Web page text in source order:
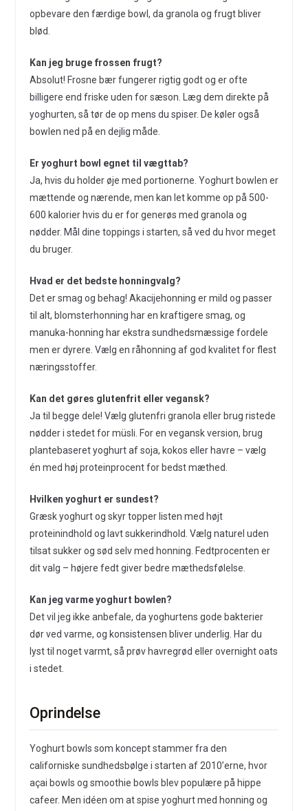
opbevare den færdige bowl, da granola og frugt bliver
blød.
Kan jeg bruge frossen frugt?
Absolut! Frosne bær fungerer rigtig godt og er ofte
billigere end friske uden for sæson. Læg dem direkte på
yoghurten, så tør de op mens du spiser. De køler også
bowlen ned på en dejlig måde.
Er yoghurt bowl egnet til vægttab?
Ja, hvis du holder øje med portionerne. Yoghurt bowlen er
mættende og nærende, men kan let komme op på 500-
600 kalorier hvis du er for generøs med granola og
nødder. Mål dine toppings i starten, så ved du hvor meget
du bruger.
Hvad er det bedste honningvalg?
Det er smag og behag! Akacijehonning er mild og passer
til alt, blomsterhonning har en kraftigere smag, og
manuka-honning har ekstra sundhedsmæssige fordele
men er dyrere. Vælg en råhonning af god kvalitet for flest
næringsstoffer.
Kan det gøres glutenfrit eller vegansk?
Ja til begge dele! Vælg glutenfri granola eller brug ristede
nødder i stedet for müsli. For en vegansk version, brug
plantebaseret yoghurt af soja, kokos eller havre – vælg
én med høj proteinprocent for bedst mæthed.
Hvilken yoghurt er sundest?
Græsk yoghurt og skyr topper listen med højt
proteinindhold og lavt sukkerindhold. Vælg naturel uden
tilsat sukker og sød selv med honning. Fedtprocenten er
dit valg – højere fedt giver bedre mæthedsfølelse.
Kan jeg varme yoghurt bowlen?
Det vil jeg ikke anbefale, da yoghurtens gode bakterier
dør ved varme, og konsistensen bliver underlig. Har du
lyst til noget varmt, så prøv havregrød eller overnight oats
i stedet.
Oprindelse
Yoghurt bowls som koncept stammer fra den
californiske sundhedsbølge i starten af 2010’erne, hvor
açai bowls og smoothie bowls blev populære på hippe
cafeer. Men idéen om at spise yoghurt med honning og